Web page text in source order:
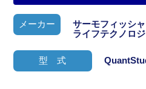
メーカー
サーモフィッシ
ライフテクノロ
型 式